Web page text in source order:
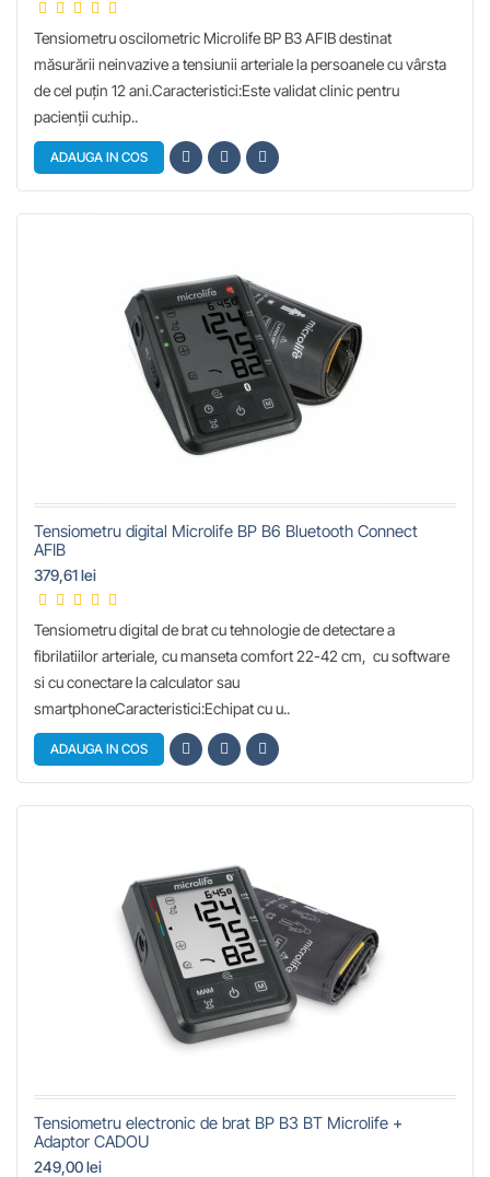
Tensiometru oscilometric Microlife BP B3 AFIB destinat
măsurării neinvazive a tensiunii arteriale la persoanele cu vârsta
de cel puțin 12 ani.Caracteristici:Este validat clinic pentru
pacienții cu:hip..
ADAUGA IN COS
Tensiometru digital Microlife BP B6 Bluetooth Connect
AFIB
379,61 lei
Tensiometru digital de brat cu tehnologie de detectare a
fibrilatiilor arteriale, cu manseta comfort 22-42 cm, cu software
si cu conectare la calculator sau
smartphoneCaracteristici:Echipat cu u..
ADAUGA IN COS
Tensiometru electronic de brat BP B3 BT Microlife +
Adaptor CADOU
249,00 lei